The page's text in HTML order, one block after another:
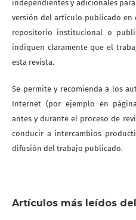
independientes y adicionales
versión del artículo publicado en
repositorio institucional o
indiquen claramente que el
esta revista.
Se permite y recomienda a los
Internet (por ejemplo en
antes y durante el proceso de
conducir a intercambios
difusión del trabajo publicado.
Artículos más leídos